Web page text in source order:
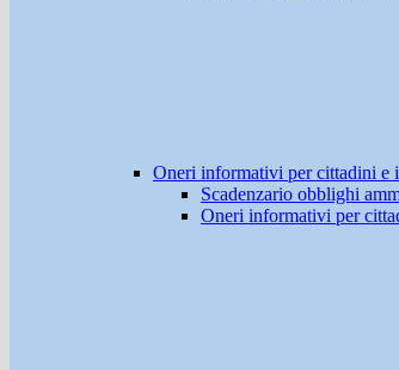
Oneri informativi per cittadini e
Scadenzario obblighi
Oneri informativi per